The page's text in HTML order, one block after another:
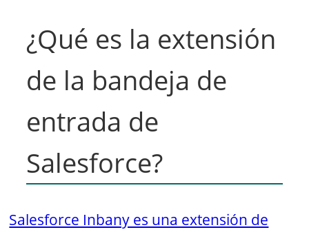
¿Qué es la extensión
de la bandeja de
entrada de
Salesforce?
Salesforce Inbany es una extensión de